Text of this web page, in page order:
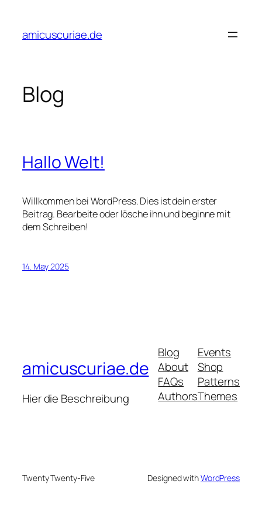
content
amicuscuriae.de
Blog
Hallo Welt!
Willkommen bei WordPress. Dies ist dein erster
Beitrag. Bearbeite oder lösche ihn und beginne mit
dem Schreiben!
14. May 2025
amicuscuriae.de
Hier die Beschreibung
Blog
About
FAQs
Authors
Events
Shop
Patterns
Themes
Twenty Twenty-Five Designed withWordPress